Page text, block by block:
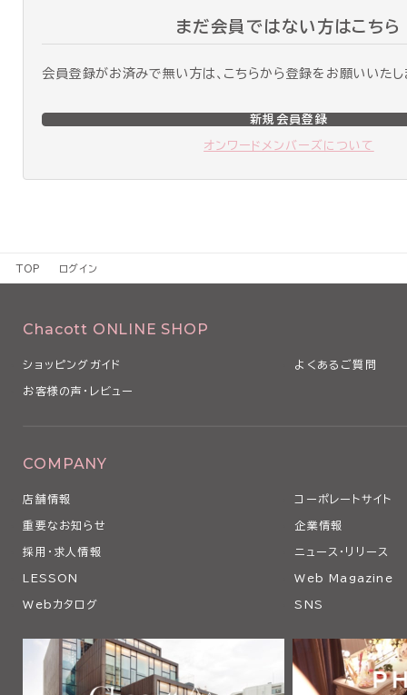
まだ会員ではない方はこちら
会員登録がお済みで無い方は、こちらから登録をお願いいたし
新規会員登録
オンワードメンバーズについて
TOP ログイン
Chacott ONLINE SHOP
ショッピングガイド よくあるご質問
お客様の声・レビュー
COMPANY
店舗情報 コーポレートサイト
重要なお知らせ 企業情報
採用・求人情報 ニュース・リリース
LESSON Web Magazine
Webカタログ SNS